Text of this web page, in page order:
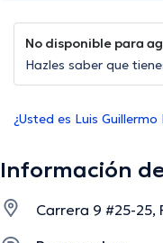
No disponible para
Hazles saber que
¿Usted es Luis
Información
Carrera 9 #25-